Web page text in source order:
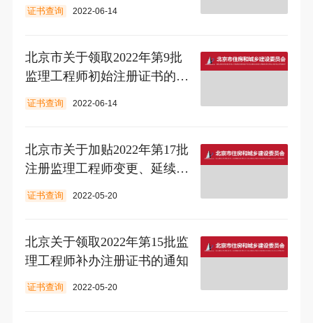
证书查询 2022-06-14
北京市关于领取2022年第9批
监理工程师初始注册证书的通
知
证书查询 2022-06-14
北京市关于加贴2022年第17批
注册监理工程师变更、延续注
册贴的通知
证书查询 2022-05-20
北京关于领取2022年第15批监
理工程师补办注册证书的通知
证书查询 2022-05-20